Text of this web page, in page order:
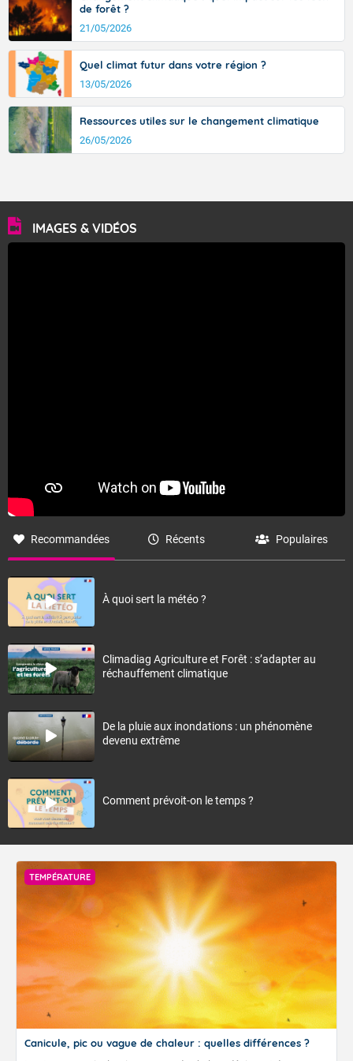
de forêt ?
21/05/2026
Quel climat futur dans votre région ?
13/05/2026
Ressources utiles sur le changement climatique
26/05/2026
IMAGES & VIDÉOS
Recommandées Récents Populaires
À quoi sert la météo ?
Climadiag Agriculture et Forêt : s’adapter au
réchauffement climatique
De la pluie aux inondations : un phénomène
devenu extrême
Comment prévoit-on le temps ?
TEMPÉRATURE
Canicule, pic ou vague de chaleur : quelles différences ?